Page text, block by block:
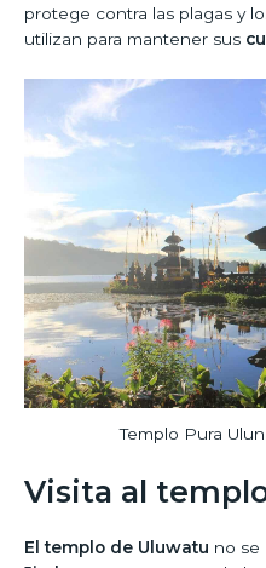
protege contra las plagas y
utilizan para mantener sus
Templo Pura
Visita al
El templo de Uluwatu no se